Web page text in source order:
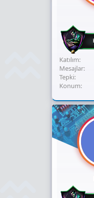
Katılım
Mesajlar
Tepki
Konum